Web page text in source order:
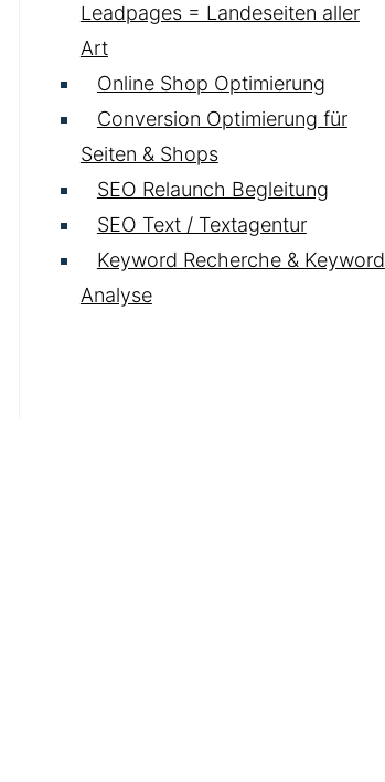
Leadpages = Landeseiten aller
Art
Online Shop Optimierung
Conversion Optimierung für
Seiten & Shops
SEO Relaunch Begleitung
SEO Text / Textagentur
Keyword Recherche & Keyword
Analyse